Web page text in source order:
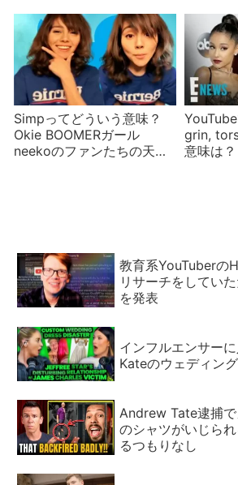
Simpってどういう意味？
Okie BOOMERガール
neekoのファンたちの天国
grin,
意味は？
教育系YouTuberの
リサーチをしてい
を発表
インフルエンサー
Kateのウェディン
Andrew Tate逮捕
のシャツがいじら
るつもりなし